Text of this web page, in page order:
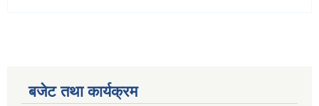
बजेट तथा कार्यक्रम